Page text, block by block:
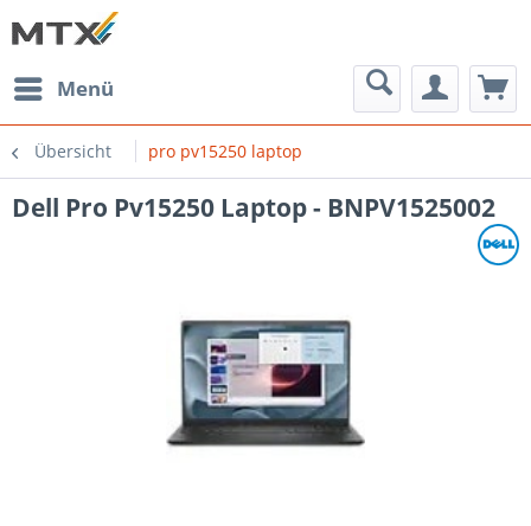
Menü
Übersicht pro pv15250 laptop
Dell Pro Pv15250 Laptop - BNPV1525002